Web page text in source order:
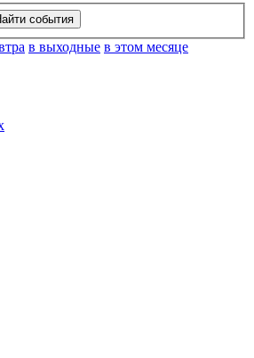
в выходные в этом месяце